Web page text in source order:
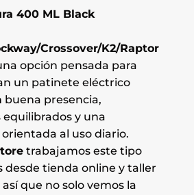
400 ML Black
Crossover/K2/Raptor
opción pensada para
un patinete eléctrico
buena presencia,
y una
al uso diario.
trabajamos este tipo
desde tienda online y taller
que no solo vemos la